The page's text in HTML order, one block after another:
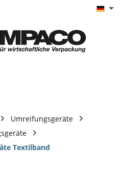
Umreifungsgeräte
Textilband